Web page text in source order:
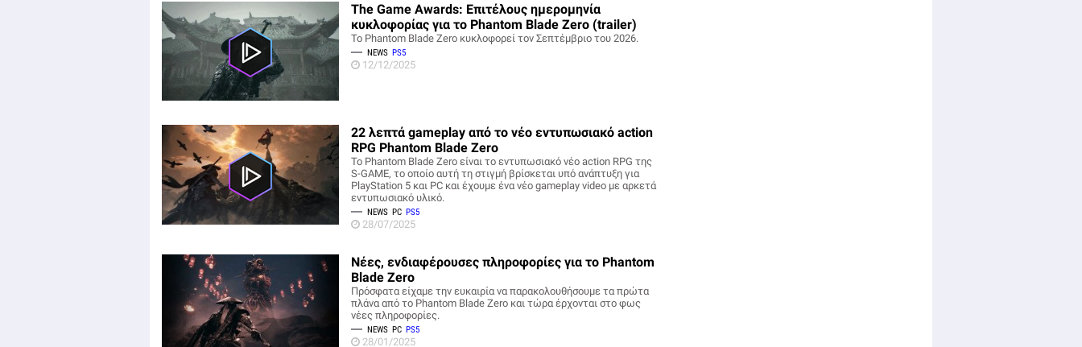
The Game Awards: Επιτέλους ημερομηνία
κυκλοφορίας για το Phantom Blade Zero (trailer)
Το Phantom Blade Zero κυκλοφορεί τον Σεπτέμβριο του 2026.
NEWS PS5
12/12/2025
22 λεπτά gameplay από το νέο εντυπωσιακό action
RPG Phantom Blade Zero
Το Phantom Blade Zero είναι το εντυπωσιακό νέο action RPG της
S-GAME, το οποίο αυτή τη στιγμή βρίσκεται υπό ανάπτυξη για
PlayStation 5 και PC και έχουμε ένα νέο gameplay video με αρκετά
εντυπωσιακό υλικό.
NEWS PC PS5
28/07/2025
Νέες, ενδιαφέρουσες πληροφορίες για το Phantom
Blade Zero
Πρόσφατα είχαμε την ευκαιρία να παρακολουθήσουμε τα πρώτα
πλάνα από το Phantom Blade Zero και τώρα έρχονται στο φως
νέες πληροφορίες.
NEWS PC PS5
28/01/2025